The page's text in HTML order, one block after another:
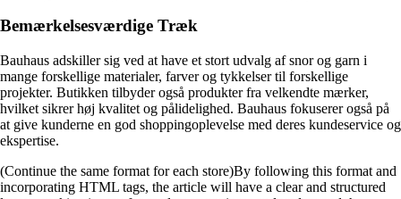
Bemærkelsesværdige Træk
Bauhaus adskiller sig ved at have et stort udvalg af snor og garn i
mange forskellige materialer, farver og tykkelser til forskellige
projekter. Butikken tilbyder også produkter fra velkendte mærker,
hvilket sikrer høj kvalitet og pålidelighed. Bauhaus fokuserer også på
at give kunderne en god shoppingoplevelse med deres kundeservice og
ekspertise.
(Continue the same format for each store)By following this format and
incorporating HTML tags, the article will have a clear and structured